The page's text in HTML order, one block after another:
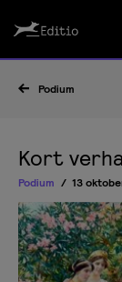
Podium
Kort
Podium 13